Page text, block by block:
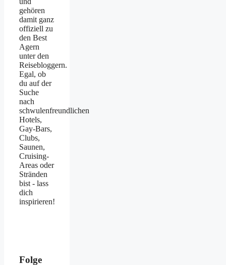
gehören
damit ganz
offiziell zu
den Best
Agern
unter den
Reisebloggern.
Egal, ob
du auf der
Suche
nach
schwulenfreundlichen
Hotels,
Gay-Bars,
Clubs,
Saunen,
Cruising-
Areas oder
Stränden
bist - lass
dich
inspirieren!
Folge